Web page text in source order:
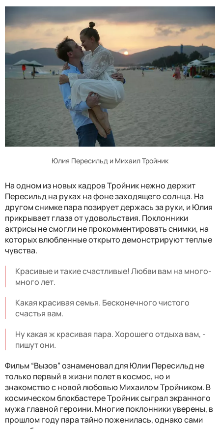
Юлия Пересильд и Михаил Тройник
На одном из новых кадров Тройник нежно держит
Пересильд на руках на фоне заходящего солнца. На
другом снимке пара позирует держась за руки, и Юлия
прикрывает глаза от удовольствия. Поклонники
актрисы не смогли не прокомментировать снимки, на
которых влюбленные открыто демонстрируют теплые
чувства.
Красивые и такие счастливые! Любви вам на много-
много лет.
Какая красивая семья. Бесконечного чистого
счастья вам.
Ну какая ж красивая пара. Хорошего отдыха вам, -
пишут они.
Фильм “Вызов” ознаменовал для Юлии Пересильд не
только первый в жизни полет в космос, но и
знакомство с новой любовью Михаилом Тройником. В
космическом блокбастере Тройник сыграл экранного
мужа главной героини. Многие поклонники уверены, в
прошлом году пара тайно поженилась, однако сами